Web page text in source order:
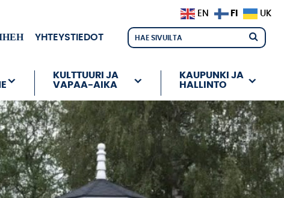
YHTEYSTIEDOT
KULTTUURI JA
VAPAA-AIKA
KAUPUNKI JA
HALLINTO
EN FI UK